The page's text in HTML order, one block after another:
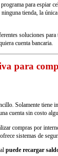
para espiar
tienda, la
soluciones para
cuenta bancaria.
para
Solamente tiene
cuenta sin costo
compras por
sistemas de
puede recargar